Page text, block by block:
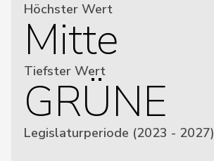
Höchster Wert
Mitte
Tiefster Wert
GRÜNE
Legislaturperiode (2023 - 2027)